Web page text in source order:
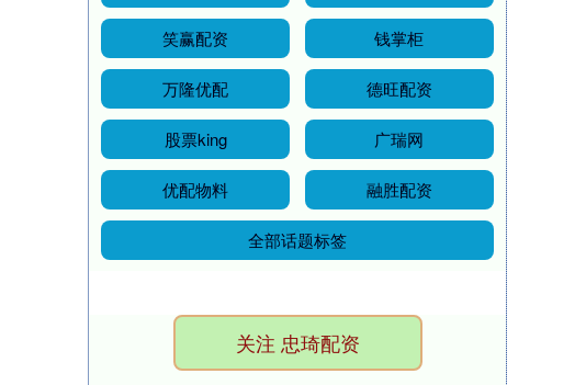
笑赢配资 钱掌柜
万隆优配 德旺配资
股票king 广瑞网
优配物料 融胜配资
全部话题标签
关注 忠琦配资